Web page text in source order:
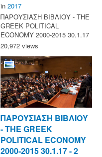
in 2017
ΠΑΡΟΥΣΙΑΣΗ ΒΙΒΛΙΟΥ - ΤΗΕ
GREEK POLITICAL
ECONOMY 2000-2015 30.1.17
20,972 views
ΠΑΡΟΥΣΙΑΣΗ ΒΙΒΛΙΟΥ
- ΤΗΕ GREEK
POLITICAL ECONOMY
2000-2015 30.1.17 - 2